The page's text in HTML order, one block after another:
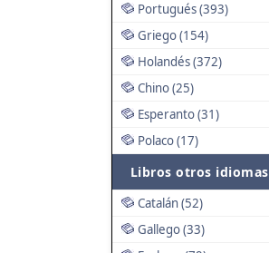
Portugués (393)
Griego (154)
Holandés (372)
Chino (25)
Esperanto (31)
Polaco (17)
Libros otros idiomas
Catalán (52)
Gallego (33)